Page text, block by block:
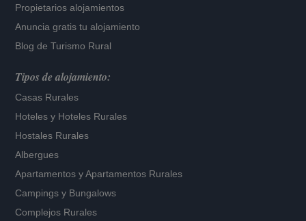
Propietarios alojamientos
Anuncia gratis tu alojamiento
Blog de Turismo Rural
Tipos de alojamiento:
Casas Rurales
Hoteles y Hoteles Rurales
Hostales Rurales
Albergues
Apartamentos yApartamentos Rurales
Campings y Bungalows
Complejos Rurales